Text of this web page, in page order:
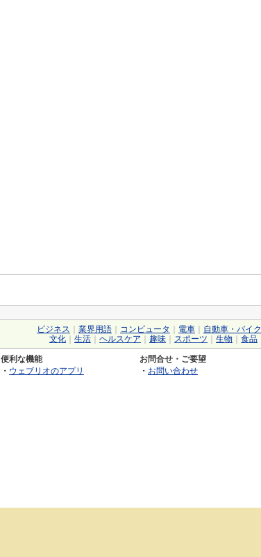
ビジネス 業界用語 コンピュータ 電車 自動車・バイク
文化
生活 ヘルスケア 趣味 スポーツ 生物 食品
便利な機能
・ ウェブリオのアプリ
お問合せ・ご要望
・ お問い合わせ